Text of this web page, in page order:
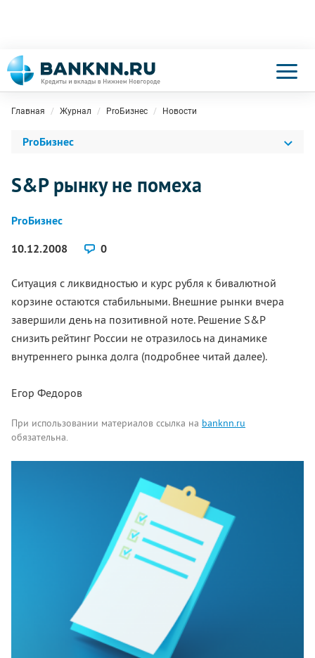
Главная Журнал ProБизнес Новости
ProБизнес
S&P рынку не помеха
ProБизнес
10.12.2008
0
Ситуация с ликвидностью и курс рубля к бивалютной
корзине остаются стабильными. Внешние рынки вчера
завершили день на позитивной ноте. Решение S&P
снизить рейтинг России не отразилось на динамике
внутреннего рынка долга (подробнее читай далее).
Егор Федоров
При использовании материалов ссылка на banknn.ru
обязательна.